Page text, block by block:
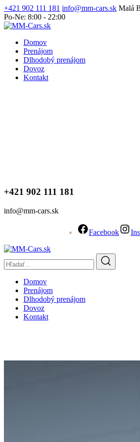
+421 902 111 181 info@mm-cars.sk Malá
Po-Ne: 8:00 - 22:00
Domov
Prenájom
Dlhodobý prenájom
Dovoz
Kontakt
+421 902 111 181
info@mm-cars.sk
Facebook
Domov
Prenájom
Dlhodobý prenájom
Dovoz
Kontakt